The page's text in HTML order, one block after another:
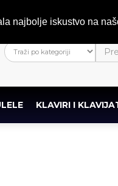
najbolje iskustvo na
KLAVIRI I